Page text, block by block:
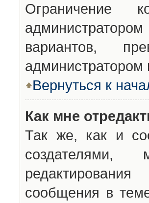
Ограничение
вариантов,
Вернуться к
Как мне
Так же, как и
создателями,
сообщения в